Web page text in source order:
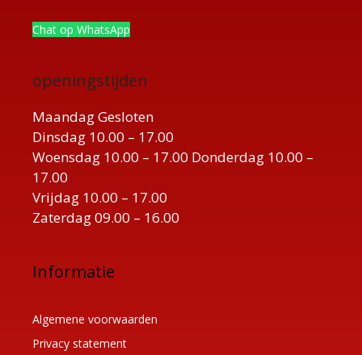
Chat op WhatsApp
openingstijden
Maandag Gesloten
Dinsdag 10.00 – 17.00
Woensdag 10.00 – 17.00 Donderdag 10.00 –
17.00
Vrijdag 10.00 – 17.00
Zaterdag 09.00 – 16.00
Informatie
Algemene voorwaarden
Privacy statement